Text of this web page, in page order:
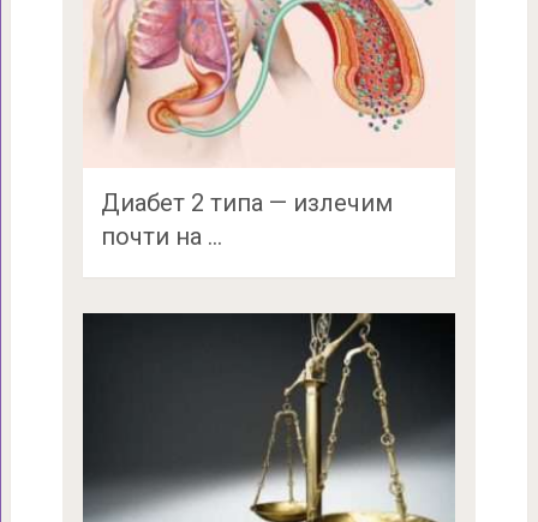
Диабет 2 типа — излечим
почти на …